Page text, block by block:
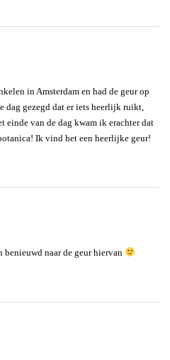
in Amsterdam en had de geur op
dag gezegd dat er iets heerlijk ruikt,
einde van de dag kwam ik erachter dat
Ik vind het een heerlijke geur!
naar de geur hiervan